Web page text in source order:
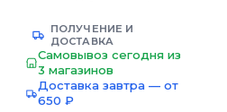
ПОЛУЧЕНИЕ И
ДОСТАВКА
Самовывоз сегодня из
3 магазинов
Доставка завтра — от
650 ₽